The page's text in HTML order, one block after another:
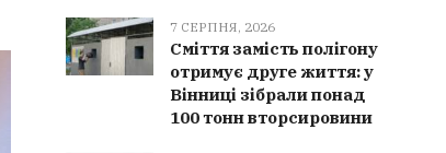
7 СЕРПНЯ, 2026
Сміття замість полігону
отримує друге життя: у
Вінниці зібрали понад
100 тонн вторсировини